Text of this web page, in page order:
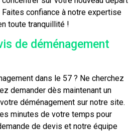
confiance à notre expertise
toute tranquillité !
de déménagement
dans le 57 ? Ne cherchez
demander dès maintenant un
déménagement sur notre site.
minutes de votre temps pour
de devis et notre équipe